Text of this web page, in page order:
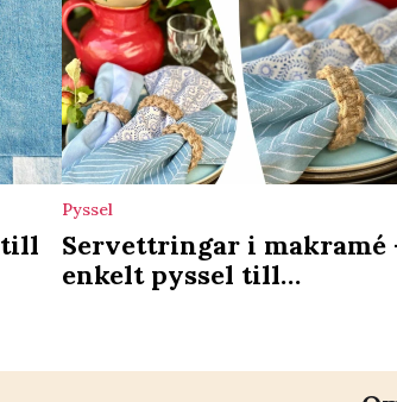
till
Pyssel
Servettringar i makramé
enkelt pyssel till